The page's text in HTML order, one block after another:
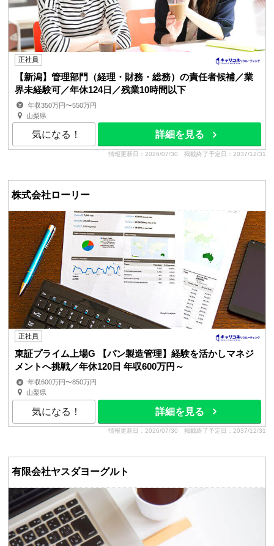
正社員
【新潟】管理部門（経理・財務・総務）の責任者候補／業
界未経験可／年休124日／残業10時間以下
年収350万円〜550万円
山梨県
気になる！ 詳細を見る
情報更新日：2026/07/30 掲載終了予定日：2037/12/31
株式会社ローリー
正社員
東証プライム上場G 【パン製造管理】経験を活かしマネジ
メントへ挑戦／年休120日 年収600万円～
年収600万円〜850万円
山梨県
気になる！ 詳細を見る
情報更新日：2026/07/30 掲載終了予定日：2037/12/31
有限会社ヤスダヨーグルト